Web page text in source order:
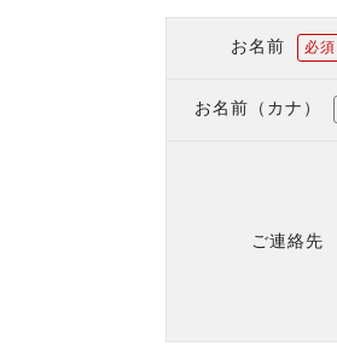
お名前 必須
お名前（カナ）
ご連絡先